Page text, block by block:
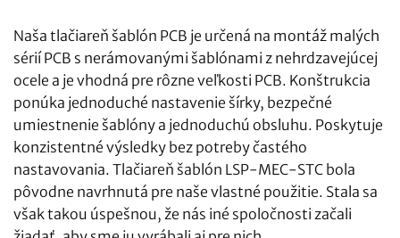
198,00
€
až
238,00
€
Naša tlačiareň šablón PCB je určená na montáž malých
sérií PCB s nerámovanými šablónami z nehrdzavejúcej
ocele a je vhodná pre rôzne veľkosti PCB. Konštrukcia
ponúka jednoduché nastavenie šírky, bezpečné
umiestnenie šablóny a jednoduchú obsluhu. Poskytuje
konzistentné výsledky bez potreby častého
nastavovania. Tlačiareň šablón LSP-MEC-STC bola
pôvodne navrhnutá pre naše vlastné použitie. Stala sa
však takou úspešnou, že nás iné spoločnosti začali